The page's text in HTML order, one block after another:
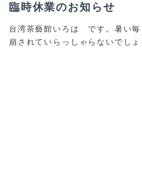
臨時休業のお知らせ
台湾茶藝館いろは です。暑い毎
崩されていらっしゃらないでし